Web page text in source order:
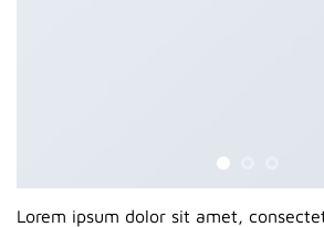
Lorem ipsum dolor sit amet,